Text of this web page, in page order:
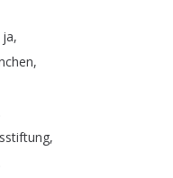
ja,
,
,